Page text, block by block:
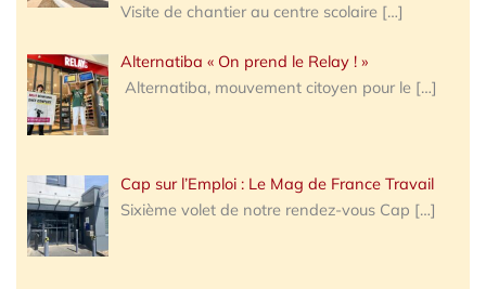
Visite de chantier au centre scolaire […]
Alternatiba « On prend le Relay ! »
Alternatiba, mouvement citoyen pour le […]
Cap sur l’Emploi : Le Mag de France Travail
Sixième volet de notre rendez-vous Cap […]